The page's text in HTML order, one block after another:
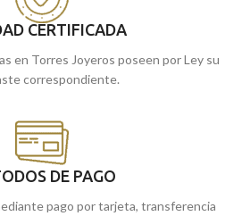
de
Recógela
Málaga, o cómprala online y te la
CERTIFICADA
en Torres Joyeros poseen por Ley su
correspondiente.
DE PAGO
pago por tarjeta, transferencia